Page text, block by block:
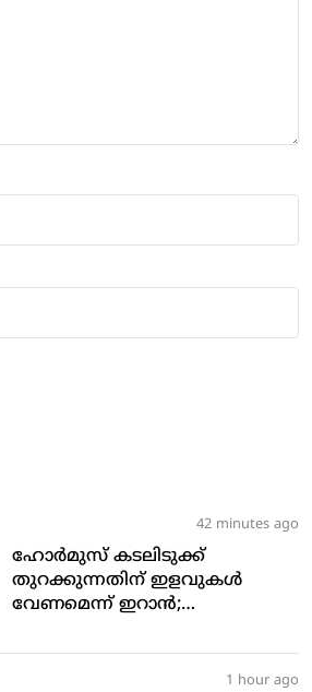
42 minutes ago
ഹോര്‍മുസ് കടലിടുക്ക്
തുറക്കുന്നതിന് ഇളവുകള്‍
വേണമെന്ന് ഇറാന്‍;
രീതിയില്‍’ ചര്‍ച്ചയെന്ന് ട്രംപ്
1 hour ago